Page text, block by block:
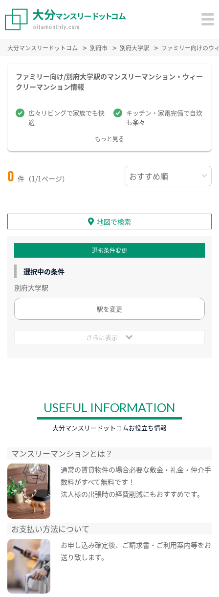
大分マンスリードットコム 別府市 別府大学駅 ファミリー向けのウ
ファミリー向け/別府大学駅のマンスリーマンション・ウィー
クリーマンション情報
広々リビングで家族でも快
適
キッチン・家電完備で自炊
も楽々
もっと見る
0 件（1/1ページ）
地図で検索
選択条件変更
選択中の条件
別府大学駅
駅を変更
さらに表示
USEFUL INFORMATION
大分マンスリードットコムお役立ち情報
マンスリーマンションとは？
通常の賃貸物件の場合必要な敷金・礼金・仲介手
数料がすべて無料です！
法人様の出張時の経費削減にもおすすめです。
お支払い方法について
お申し込み確定後、ご請求書・ご利用案内等をお
送り致します。